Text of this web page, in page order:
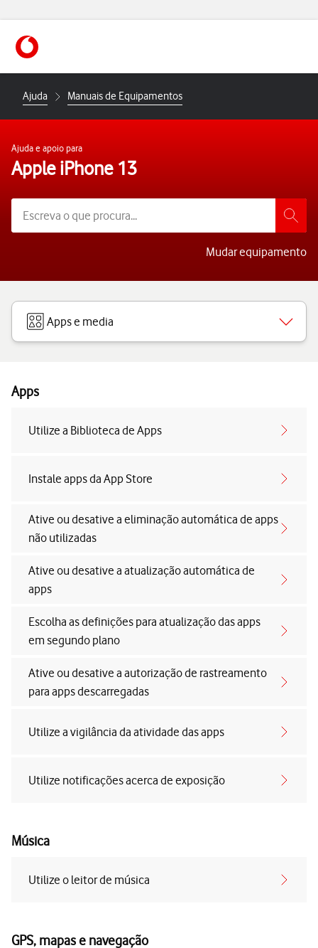
https://www.vodafone.pt
Ajuda Manuais de Equipamentos
Ajuda e apoio para
Apple iPhone 13
Mudar equipamento
Apps e media
Apps
Utilize a Biblioteca de Apps
Instale apps da App Store
Ative ou desative a eliminação automática de apps
não utilizadas
Ative ou desative a atualização automática de
apps
Escolha as definições para atualização das apps
em segundo plano
Ative ou desative a autorização de rastreamento
para apps descarregadas
Utilize a vigilância da atividade das apps
Utilize notificações acerca de exposição
Música
Utilize o leitor de música
GPS, mapas e navegação